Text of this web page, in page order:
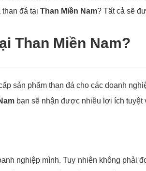
đá tại Than Miền Nam? Tất cả sẽ
Than Miền Nam?
sản phẩm than đá cho các doanh
bạn sẽ nhận được nhiều lợi ích tuyệt
nghiệp mình. Tuy nhiên không